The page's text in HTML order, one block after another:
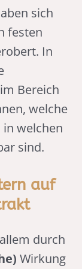
sich
festen
In
Bereich
welche
welchen
sind.
auf
durch
Wirkung